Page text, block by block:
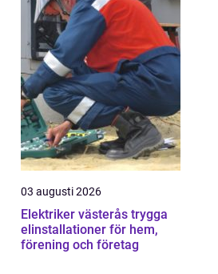
03 augusti 2026
Elektriker västerås trygga
elinstallationer för hem,
förening och företag